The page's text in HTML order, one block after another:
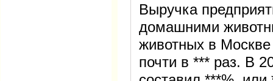
Выручка
домашними
животных в Москве
почти в *** раз. В